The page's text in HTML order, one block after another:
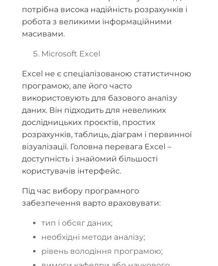
потрібна висока надійність розрахунків і
робота з великими інформаційними
масивами.
Microsoft Excel
Excel не є спеціалізованою статистичною
програмою, але його часто
використовують для базового аналізу
даних. Він підходить для невеликих
дослідницьких проєктів, простих
розрахунків, таблиць, діаграм і первинної
візуалізації. Головна перевага Excel –
доступність і знайомий більшості
користувачів інтерфейс.
Під час вибору програмного
забезпечення варто враховувати:
тип і обсяг даних;
необхідні методи аналізу;
рівень володіння програмою;